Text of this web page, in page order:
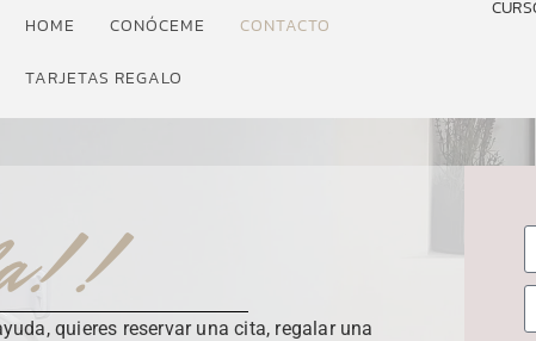
HOME CONÓCEME CONTACTO
TARJETAS REGALO
quieres reservar una cita, regalar una